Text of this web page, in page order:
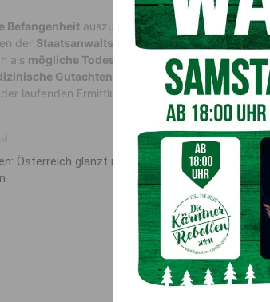
Befangenheit auszuschließen, wurde das
der Staatsanwaltschaft Grazgegenüber dem
als mögliche Todesursache
geprüft. Die
Gutachten festgestellt werden,
laufenden Ermittlungen ist.
Österreich glänzt mit Top-Ten-